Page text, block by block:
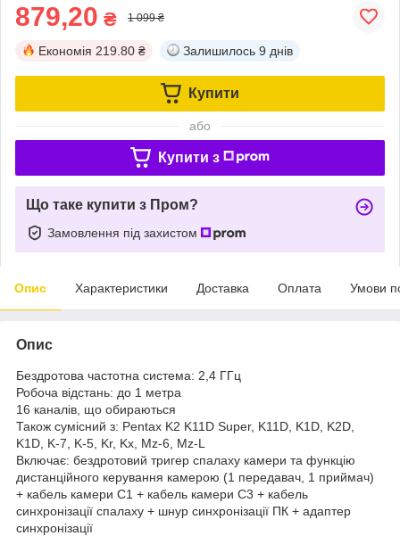
879,20 ₴ 1 099 ₴
Економія 219.80 ₴ Залишилось 9 днів
Купити
або
Купити з
Що таке купити з Пром?
Замовлення під захистом
Опис Характеристики Доставка Оплата Умови
Опис
Бездротова частотна система: 2,4 ГГц
Робоча відстань: до 1 метра
16 каналів, що обираються
Також сумісний з: Pentax K2 K11D Super, K11D, K1D, K2D,
K1D, K-7, K-5, Kr, Kx, Mz-6, Mz-L
Включає: бездротовий тригер спалаху камери та функцію
дистанційного керування камерою (1 передавач, 1 приймач)
+ кабель камери C1 + кабель камери C3 + кабель
синхронізації спалаху + шнур синхронізації ПК + адаптер
синхронізації